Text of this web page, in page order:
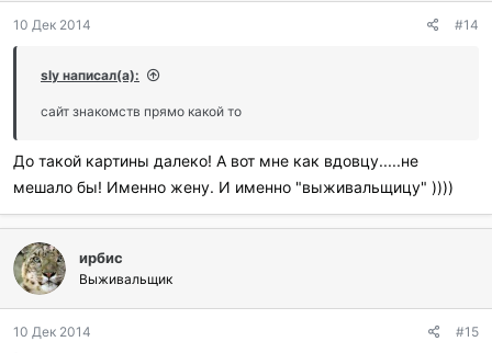
а
и
и
10 Дек 2014 #14
sly написал(а):
сайт знакомств прямо какой то
До такой картины далеко! А вот мне как вдовцу.....не
мешало бы! Именно жену. И именно "выживальщицу" ))))
ирбис
Выживальщик
10 Дек 2014 #15